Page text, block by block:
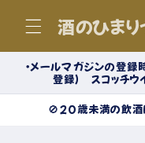
ンツに
進む
酒のひまり
・メールマガジンの登録
登録） スコッチウ
🚫20歳未満の飲酒